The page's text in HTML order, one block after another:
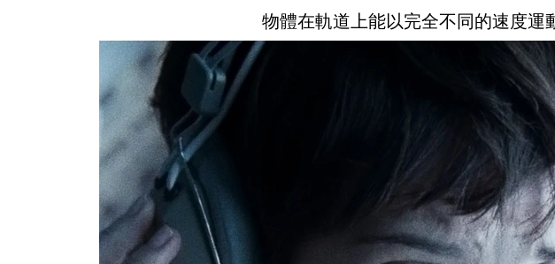
物體在軌道上能以完全不同的速度運